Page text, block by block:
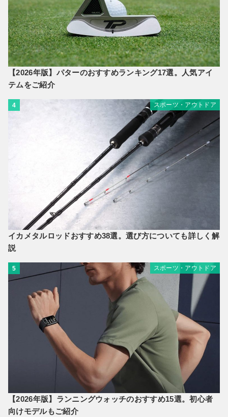
【2026年版】パターのおすすめランキング17選。人気アイ
テムをご紹介
4 スポーツ・アウトドア
イカメタルロッドおすすめ38選。選び方についても詳しく解
説
5 スポーツ・アウトドア
【2026年版】ランニングウォッチのおすすめ15選。初心者
向けモデルもご紹介